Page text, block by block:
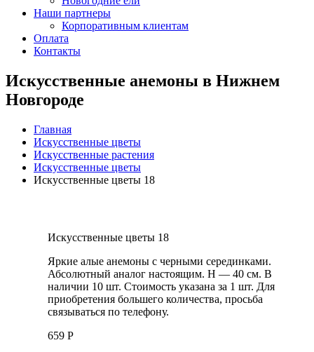
Наши партнеры
Корпоративным клиентам
Оплата
Контакты
Искусственные анемоны в Нижнем
Новгороде
Главная
Искусственные цветы
Искусственные растения
Искусственные цветы
Искусственные цветы 18
Искусственные цветы 18
Яркие алые анемоны с черными серединками.
Абсолютный аналог настоящим. H — 40 см. В
наличии 10 шт. Стоимость указана за 1 шт. Для
приобретения большего количества, просьба
связываться по телефону.
659 Р